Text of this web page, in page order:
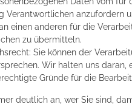
Verantwortlichen anzufordern
einen anderen für die
zu übermitteln.
Sie können der
Wir halten uns daran,
Gründe für die
deutlich an, wer Sie sind,